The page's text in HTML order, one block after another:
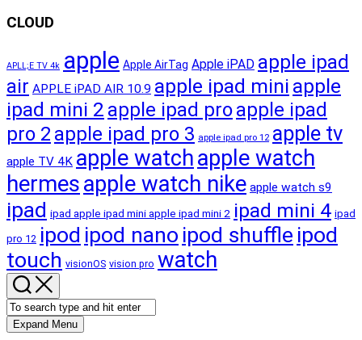
CLOUD
APLL;E TV 4k apple Apple AirTag Apple iPAD apple ipad
air APPLE iPAD AIR 10.9 apple ipad mini apple
ipad mini 2 apple ipad proapple ipad
pro 2 apple ipad pro 3 apple ipad pro 12 apple tv
apple TV 4K apple watchapple watch
hermesapple watch nike apple watch s9
ipad ipad apple ipad mini apple ipad mini 2 ipad mini 4 ipad
pro 12 ipod ipod nano ipod shuffle ipod
touch visionOS vision pro watch
Expand Menu